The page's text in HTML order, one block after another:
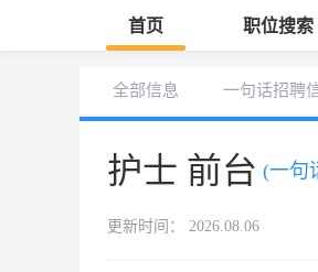
首页 职位搜索
全部信息 一句话招聘
护士 前台 (一句
更新时间： 2026.08.06